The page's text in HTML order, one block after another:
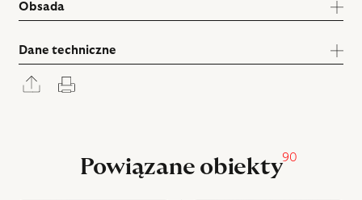
Obsada
Dane techniczne
Rozwiń
panel
Powiązane obiekty90